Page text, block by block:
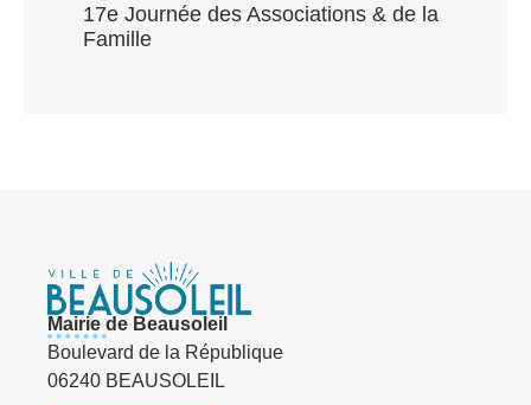
17e Journée des Associations & de la
Famille
Mairie de Beausoleil
Boulevard de la République
06240 BEAUSOLEIL